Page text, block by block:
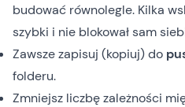
budować równolegle. Kilka
szybki i nie blokował sam
Zawsze zapisuj (kopiuj) do
folderu.
Zmniejsz liczbę zależności